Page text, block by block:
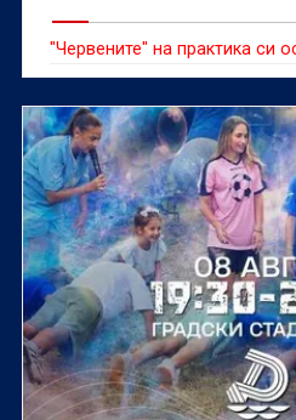
"Червените" на практика си